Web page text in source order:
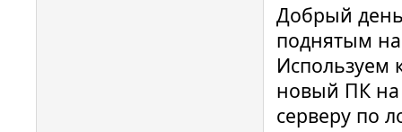
Добрый
поднятым
Используем
новый ПК на
серверу по